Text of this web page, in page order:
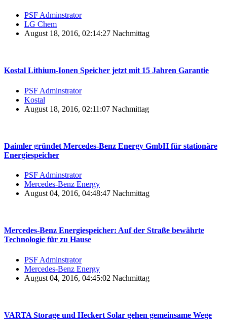
PSF Adminstrator
LG Chem
August 18, 2016, 02:14:27 Nachmittag
Kostal Lithium-Ionen Speicher jetzt mit 15 Jahren Garantie
PSF Adminstrator
Kostal
August 18, 2016, 02:11:07 Nachmittag
Daimler gründet Mercedes-Benz Energy GmbH für stationäre
Energiespeicher
PSF Adminstrator
Mercedes-Benz Energy
August 04, 2016, 04:48:47 Nachmittag
Mercedes-Benz Energiespeicher: Auf der Straße bewährte
Technologie für zu Hause
PSF Adminstrator
Mercedes-Benz Energy
August 04, 2016, 04:45:02 Nachmittag
VARTA Storage und Heckert Solar gehen gemeinsame Wege